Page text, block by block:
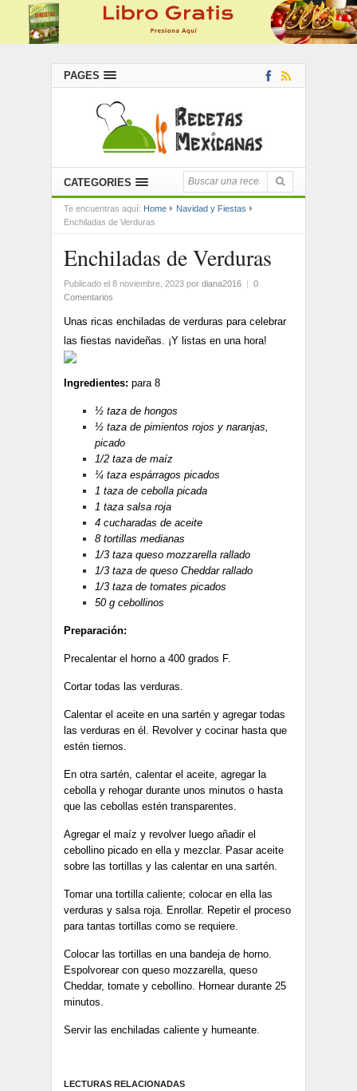
PAGES
CATEGORIES
Te encuentras aquí: Home
Navidad y Fiestas
Enchiladas de Verduras
Enchiladas de Verduras
Publicado el 8 noviembre, 2023 por diana2016 | 0
Comentarios
Unas ricas enchiladas de verduras para celebrar
las fiestas navideñas. ¡Y listas en una hora!
Ingredientes: para 8
½ taza de hongos
½ taza de pimientos rojos y naranjas,
picado
1/2 taza de maíz
¼ taza espárragos picados
1 taza de cebolla picada
1 taza salsa roja
4 cucharadas de aceite
8 tortillas medianas
1/3 taza queso mozzarella rallado
1/3 taza de queso Cheddar rallado
1/3 taza de tomates picados
50 g cebollinos
Preparación:
Precalentar el horno a 400 grados F.
Cortar todas las verduras.
Calentar el aceite en una sartén y agregar todas
las verduras en él. Revolver y cocinar hasta que
estén tiernos.
En otra sartén, calentar el aceite, agregar la
cebolla y rehogar durante unos minutos o hasta
que las cebollas estén transparentes.
Agregar el maíz y revolver luego añadir el
cebollino picado en ella y mezclar. Pasar aceite
sobre las tortillas y las calentar en una sartén.
Tomar una tortilla caliente; colocar en ella las
verduras y salsa roja. Enrollar. Repetir el proceso
para tantas tortillas como se requiere.
Colocar las tortillas en una bandeja de horno.
Espolvorear con queso mozzarella, queso
Cheddar, tomate y cebollino. Hornear durante 25
minutos.
Servir las enchiladas caliente y humeante.
LECTURAS RELACIONADAS